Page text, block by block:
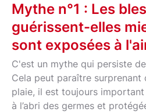
Mythe n°1 : Les
guérissent-elles
sont exposées à
C'est un mythe qui persiste
Cela peut paraître surprenant
plaie, il est toujours
à l’abri des germes et